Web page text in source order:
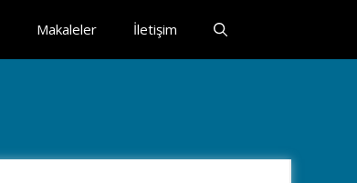
Makaleler İletişim